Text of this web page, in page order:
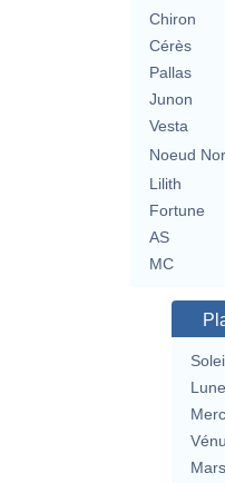
Chiron
Cérès
Pallas
Junon
Vesta
Noeud
Lilith
Fortune
AS
MC
Lune
Mars